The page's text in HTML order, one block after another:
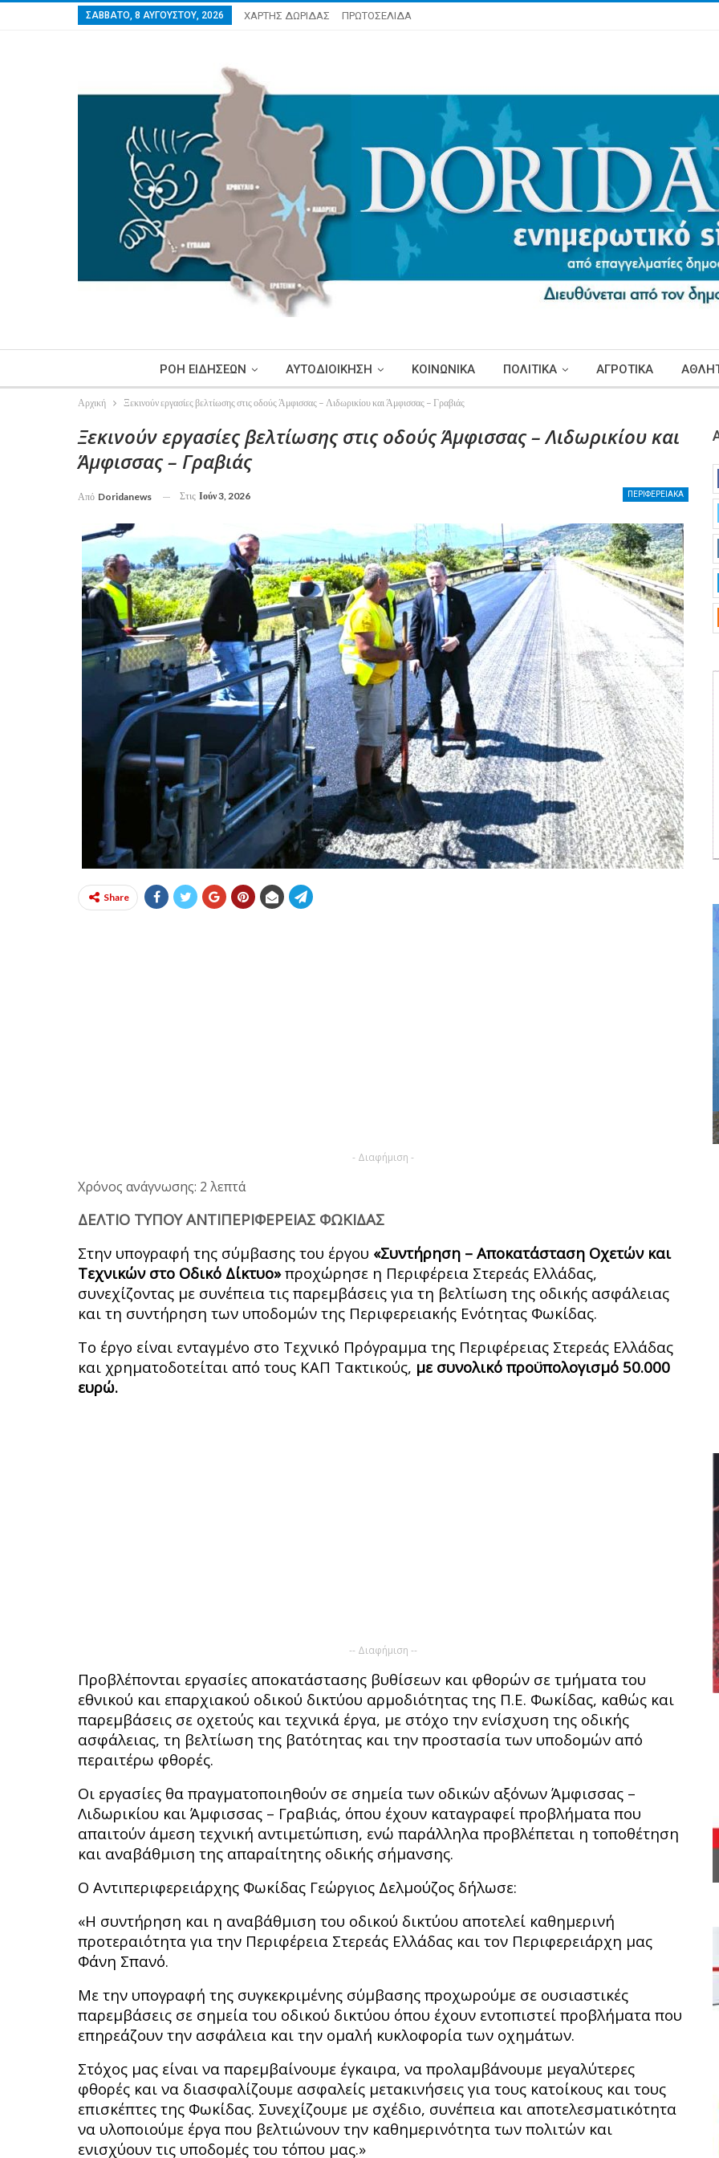
ΣΆΒΒΑΤΟ, 8 ΑΥΓΟΎΣΤΟΥ, 2026 ΧΑΡΤΗΣ ΔΩΡΙΔΑΣ ΠΡΩΤΟΣΕΛΙΔΑ
ΡΟΗ ΕΙΔΗΣΕΩΝ ΑΥΤΟΔΙΟΙΚΗΣΗ ΚΟΙΝΩΝΙΚΑ ΠΟΛΙΤΙΚΑ ΑΓΡΟΤΙΚΑ
Αρχική Ξεκινούν εργασίες βελτίωσης στις οδούς Άμφισσας – Λιδωρικίου και Άμφισσας – Γραβιάς
Ξεκινούν εργασίες βελτίωσης στις οδούς Άμφισσας – Λιδωρικίου και
Άμφισσας – Γραβιάς
ΠΕΡΙΦΕΡΕΙΑΚΑ
Από Doridanews Στις Ιούν 3, 2026
Share
- Διαφήμιση -
Χρόνος ανάγνωσης: 2 λεπτά
ΔΕΛΤΙΟ ΤΥΠΟΥ ΑΝΤΙΠΕΡΙΦΕΡΕΙΑΣ ΦΩΚΙΔΑΣ
Στην υπογραφή της σύμβασης του έργου «Συντήρηση – Αποκατάσταση Οχετών και
Τεχνικών στο Οδικό Δίκτυο»προχώρησε η Περιφέρεια Στερεάς Ελλάδας,
συνεχίζοντας με συνέπεια τις παρεμβάσεις για τη βελτίωση της οδικής ασφάλειας
και τη συντήρηση των υποδομών της Περιφερειακής Ενότητας Φωκίδας.
Το έργο είναι ενταγμένο στο Τεχνικό Πρόγραμμα της Περιφέρειας Στερεάς Ελλάδας
και χρηματοδοτείται από τους ΚΑΠ Τακτικούς, με συνολικό προϋπολογισμό 50.000
ευρώ.
-- Διαφήμιση --
Προβλέπονται εργασίες αποκατάστασης βυθίσεων και φθορών σε τμήματα του
εθνικού και επαρχιακού οδικού δικτύου αρμοδιότητας της Π.Ε. Φωκίδας, καθώς και
παρεμβάσεις σε οχετούς και τεχνικά έργα, με στόχο την ενίσχυση της οδικής
ασφάλειας, τη βελτίωση της βατότητας και την προστασία των υποδομών από
περαιτέρω φθορές.
Οι εργασίες θα πραγματοποιηθούν σε σημεία των οδικών αξόνων Άμφισσας –
Λιδωρικίου και Άμφισσας – Γραβιάς, όπου έχουν καταγραφεί προβλήματα που
απαιτούν άμεση τεχνική αντιμετώπιση, ενώ παράλληλα προβλέπεται η τοποθέτηση
και αναβάθμιση της απαραίτητης οδικής σήμανσης.
Ο Αντιπεριφερειάρχης Φωκίδας Γεώργιος Δελμούζος δήλωσε:
«Η συντήρηση και η αναβάθμιση του οδικού δικτύου αποτελεί καθημερινή
προτεραιότητα για την Περιφέρεια Στερεάς Ελλάδας και τον Περιφερειάρχη μας
Φάνη Σπανό.
Με την υπογραφή της συγκεκριμένης σύμβασης προχωρούμε σε ουσιαστικές
παρεμβάσεις σε σημεία του οδικού δικτύου όπου έχουν εντοπιστεί προβλήματα που
επηρεάζουν την ασφάλεια και την ομαλή κυκλοφορία των οχημάτων.
Στόχος μας είναι να παρεμβαίνουμε έγκαιρα, να προλαμβάνουμε μεγαλύτερες
φθορές και να διασφαλίζουμε ασφαλείς μετακινήσεις για τους κατοίκους και τους
επισκέπτες της Φωκίδας. Συνεχίζουμε με σχέδιο, συνέπεια και αποτελεσματικότητα
να υλοποιούμε έργα που βελτιώνουν την καθημερινότητα των πολιτών και
ενισχύουν τις υποδομές του τόπου μας.»